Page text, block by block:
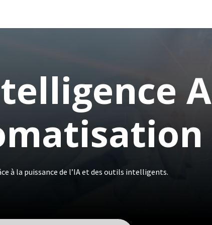
à la puissance de l’IA et des outils intelligents.